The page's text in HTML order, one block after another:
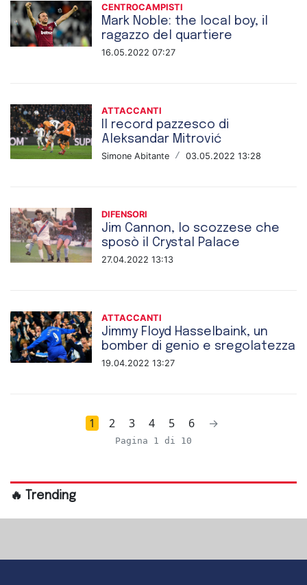
CENTROCAMPISTI
Mark Noble: the local boy, il
ragazzo del quartiere
16.05.2022 07:27
ATTACCANTI
Il record pazzesco di
Aleksandar Mitrović
Simone Abitante / 03.05.2022 13:28
DIFENSORI
Jim Cannon, lo scozzese che
sposò il Crystal Palace
27.04.2022 13:13
ATTACCANTI
Jimmy Floyd Hasselbaink, un
bomber di genio e sregolatezza
19.04.2022 13:27
1 2 3 4 5 6 →
Pagina 1 di 10
🔥 Trending